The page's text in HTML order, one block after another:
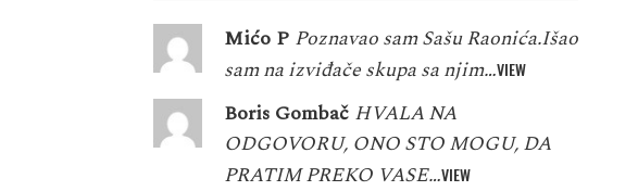
Mićo P Poznavao sam Sašu Raonića.Išao
sam na izviđače skupa sa njim…VIEW
Boris Gombač HVALA NA
ODGOVORU, ONO STO MOGU, DA
PRATIM PREKO VASE…VIEW